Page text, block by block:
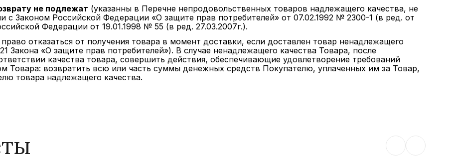
не подлежат (указанны в Перечне непродовольственных товаров надлежащего качества, не
с Законом Российской Федерации «О защите прав потребителей» от 07.02.1992 № 2300-1 (в ред. от
Федерации от 19.01.1998 № 55 (в ред. 27.03.2007г.).
отказаться от получения товара в момент доставки, если доставлен товар ненадлежащего
Закона «О защите прав потребителей»). В случае ненадлежащего качества Товара, после
качества товара, совершить действия, обеспечивающие удовлетворение требований
Товара: возвратить всю или часть суммы денежных средств Покупателю, уплаченных им за Товар,
товара надлежащего качества.